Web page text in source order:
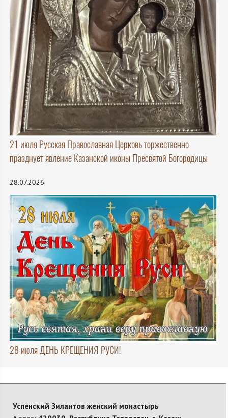
21 июля Русская Православная Церковь торжественно
празднует явление Казанской иконы Пресвятой Богородицы
28.07.2026
28 июля ДЕНЬ КРЕЩЕНИЯ РУСИ!
Успенский Зилантов женский монастырь